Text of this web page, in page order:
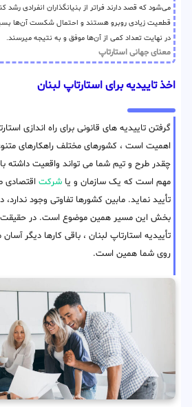
می‌شود که قصد دارند فراتر از بنیانگذاران انفرادی رشد
قطعیت زیادی روبرو هستند و احتمال شکست آن‌ها
در نهایت تعداد کمی از آن‌ها موفق و به نتیجه میرسند.
معنای جهانی استارتاپ
اخذ تاییدیه برای استارتاپ لبنان
گرفتن تاییدیه های قانونی برای راه اندازی
اهمیت است ، کشورهای مختلف راهکارهای
چقدر طرح و تیم شما می تواند واقعیت داشته
مهم است که یک سازمان و یا شرکت اقتصادی
تأیید نماید. مابین کشورها تفاوتی وجود
بخش این مسیر همین موضوع است. در حقیقت
تأییدیه استارتاپ لبنان ، باقی کارها دیگر
روی شما همین است.